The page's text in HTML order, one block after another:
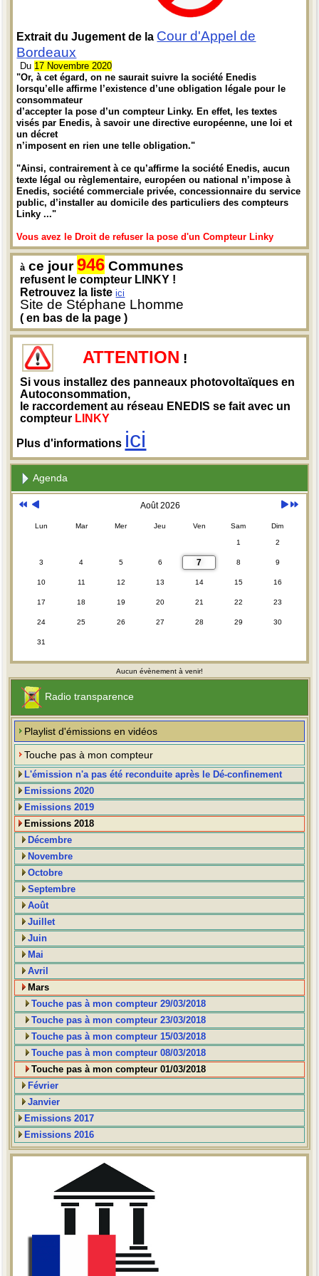
Extrait du Jugement de la Cour d'Appel de
Bordeaux
Du 17 Novembre 2020
"Or, à cet égard, on ne saurait suivre la société Enedis
lorsqu’elle affirme l’existence d’une obligation légale pour le
consommateur
d’accepter la pose d’un compteur Linky. En effet, les textes
visés par Enedis, à savoir une directive européenne, une loi et
un décret
n’imposent en rien une telle obligation."
"Ainsi, contrairement à ce qu’affirme la société Enedis, aucun
texte légal ou règlementaire, européen ou national n’impose à
Enedis, société commerciale privée, concessionnaire du service
public, d’installer au domicile des particuliers des compteurs
Linky ..."
Vous avez le Droit de refuser la pose d'un Compteur Linky
à ce jour946 Communes
refusent le compteur LINKY !
Retrouvez la listeici
Site de Stéphane Lhomme
( en bas de la page )
ATTENTION !
Si vous installez des panneaux photovoltaïques en
Autoconsommation,
le raccordement au réseau ENEDIS se fait avec un
compteur LINKY
Plus d'informations ici
Agenda
Août 2026
Lun Mar Mer Jeu Ven Sam Dim
1 2
3 4 5 6 7 8 9
10 11 12 13 14 15 16
17 18 19 20 21 22 23
24 25 26 27 28 29 30
31
Aucun évènement à venir!
Radio transparence
Playlist d'émissions en vidéos
Touche pas à mon compteur
L'émission n'a pas été reconduite après le Dé-confinement
Emissions 2020
Emissions 2019
Emissions 2018
Décembre
Novembre
Octobre
Septembre
Août
Juillet
Juin
Mai
Avril
Mars
Touche pas à mon compteur 29/03/2018
Touche pas à mon compteur 23/03/2018
Touche pas à mon compteur 15/03/2018
Touche pas à mon compteur 08/03/2018
Touche pas à mon compteur 01/03/2018
Février
Janvier
Emissions 2017
Emissions 2016